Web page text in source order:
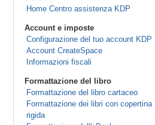
Home Centro assistenza KDP
Account e imposte
Configurazione del tuo account KDP
Account CreateSpace
Informazioni fiscali
Formattazione del libro
Formattazione del libro cartaceo
Formattazione dei libri con copertina
rigida